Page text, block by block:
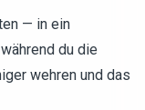
— in ein
du die
wehren und das